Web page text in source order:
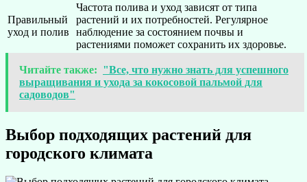
Правильный
уход и полив
Частота полива и уход зависят от типа
растений и их потребностей. Регулярное
наблюдение за состоянием почвы и
растениями поможет сохранить их здоровье.
Читайте также: "Все, что нужно знать для успешного
выращивания и ухода за кокосовой пальмой для
садоводов"
Выбор подходящих растений для
городского климата